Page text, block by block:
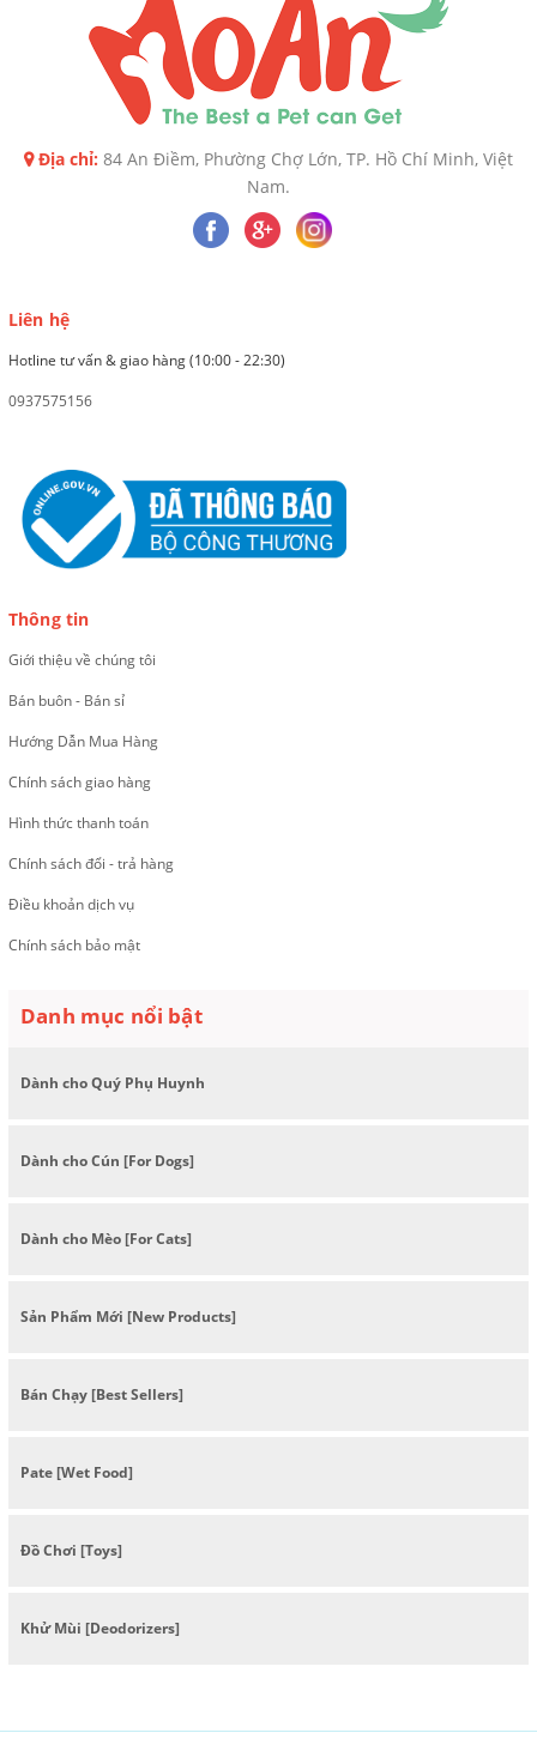
Địa chỉ: 84 An Điềm, Phường Chợ Lớn, TP. Hồ Chí Minh, Việt
Nam.
Liên hệ
Hotline tư vấn & giao hàng (10:00 - 22:30)
0937575156
Thông tin
Giới thiệu về chúng tôi
Bán buôn - Bán sỉ
Hướng Dẫn Mua Hàng
Chính sách giao hàng
Hình thức thanh toán
Chính sách đổi - trả hàng
Điều khoản dịch vụ
Chính sách bảo mật
Danh mục nổi bật
Dành cho Quý Phụ Huynh
Dành cho Cún [For Dogs]
Dành cho Mèo [For Cats]
Sản Phẩm Mới [New Products]
Bán Chạy [Best Sellers]
Pate [Wet Food]
Đồ Chơi [Toys]
Khử Mùi [Deodorizers]